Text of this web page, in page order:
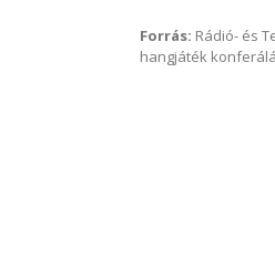
Forrás: Rádió- és
hangjáték